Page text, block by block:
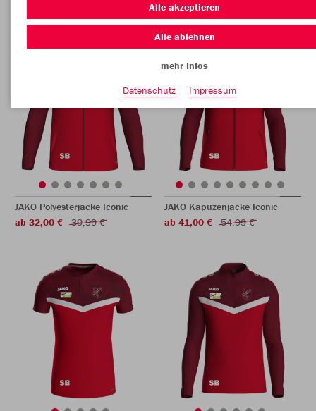
JAKO Polyesterjacke Iconic
ab 32,00 €
39,99 €
JAKO Kapuzenjacke Iconic
ab 41,00 €
54,99 €
Alle akzeptieren
Alle ablehnen
mehr Infos
Datenschutz
Impressum